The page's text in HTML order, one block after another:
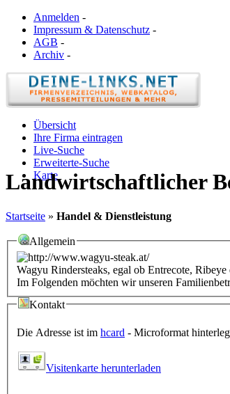
Anmelden -
Impressum & Datenschutz -
AGB -
Archiv -
Übersicht
Ihre Firma eintragen
Live-Suche
Erweiterte-Suche
Karte
Landwirtschaftlicher
Startseite » Handel & Dienstleistung
Allgemein
Wagyu Rindersteaks, egal ob Entrecote,
Im Folgenden möchten wir unseren
Kontakt
Die Adresse ist im hcard - Microformat
Visitenkarte herunterladen